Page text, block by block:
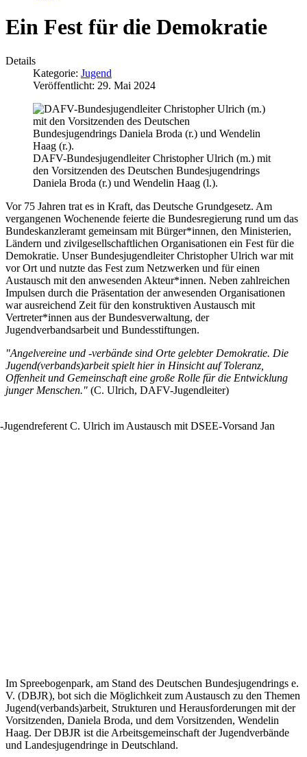
Ein Fest für die Demokratie
Details
Kategorie: Jugend
Veröffentlicht: 29. Mai 2024
DAFV-Bundesjugendleiter Christopher Ulrich (m.) mit
den Vorsitzenden des Deutschen Bundesjugendrings
Daniela Broda (r.) und Wendelin Haag (l.).
Vor 75 Jahren trat es in Kraft, das Deutsche Grundgesetz. Am
vergangenen Wochenende feierte die Bundesregierung rund um das
Bundeskanzleramt gemeinsam mit Bürger*innen, den Ministerien,
Ländern und zivilgesellschaftlichen Organisationen ein Fest für die
Demokratie. Unser Bundesjugendleiter Christopher Ulrich war mit
vor Ort und nutzte das Fest zum Netzwerken und für einen
Austausch mit den anwesenden Akteur*innen. Neben zahlreichen
Impulsen durch die Präsentation der anwesenden Organisationen
war ausreichend Zeit für den konstruktiven Austausch mit
Vertreter*innen aus der Bundesverwaltung, der
Jugendverbandsarbeit und Bundesstiftungen.
"Angelvereine und -verbände sind Orte gelebter Demokratie. Die
Jugend(verbands)arbeit spielt hier in Hinsicht auf Toleranz,
Offenheit und Gemeinschaft eine große Rolle für die Entwicklung
junger Menschen." (C. Ulrich, DAFV-Jugendleiter)
Im Spreebogenpark, am Stand des Deutschen Bundesjugendrings e.
V. (DBJR), bot sich die Möglichkeit zum Austausch zu den Themen
Jugend(verbands)arbeit, Strukturen und Herausforderungen mit der
Vorsitzenden, Daniela Broda, und dem Vorsitzenden, Wendelin
Haag. Der DBJR ist die Arbeitsgemeinschaft der Jugendverbände
und Landesjugendringe in Deutschland.